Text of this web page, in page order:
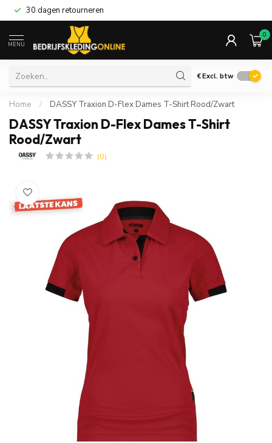
30 dagen retourneren
MENU
0
€Excl. btw
Home / DASSY Traxion D-Flex Dames T-Shirt Rood/Zwart
DASSY Traxion D-Flex Dames T-Shirt
Rood/Zwart
(0)